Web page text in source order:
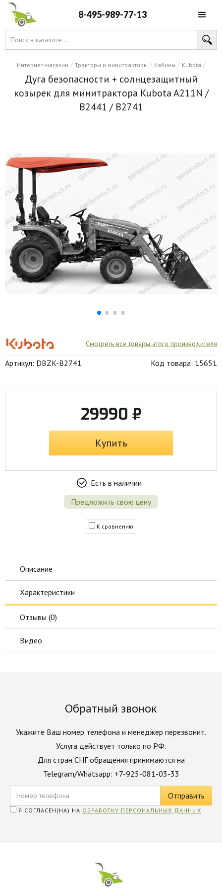
8-495-989-77-13
Интернет-магазин / Тракторы и минитракторы / Кабины / Kubota /
Дуга безопасности + солнцезащитный
козырек для минитрактора Kubota A211N /
B2441 / B2741
Смотреть все товары этого производителя
Артикул: DBZK-B2741 Код товара: 15651
29990 ₽
Купить
Есть в наличии
Предложить свою цену
К сравнению
Описание
Характеристики
Отзывы (0)
Видео
Обратный звонок
Укажите Ваш номер телефона и менеджер перезвонит.
Услуга действует только по РФ.
Для стран СНГ обращения принимаются на
Telegram/Whatsapp: +7-925-081-03-33
Я СОГЛАСЕН(НА) НА ОБРАБОТКУ ПЕРСОНАЛЬНЫХ ДАННЫХ